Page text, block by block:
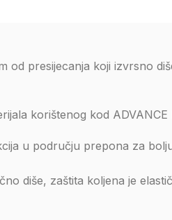
od presijecanja koji izvrsno
korištenog kod ADVANCE
u području prepona za
diše, zaštita koljena je